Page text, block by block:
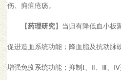
伤、痈疽疮疡。
【药理研究】当归有降低血小板
促进造血系统功能；降血脂及抗动脉
增强免疫系统功能；抑制I、Ⅱ、Ⅲ、